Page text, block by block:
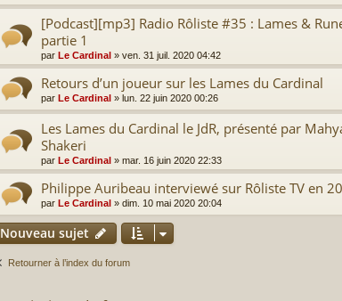
[Podcast][mp3] Radio Rôliste #35 : Lames &
partie 1
par Le Cardinal » ven. 31 juil. 2020 04:42
Retours d’un joueur sur les Lames du Cardinal
par Le Cardinal » lun. 22 juin 2020 00:26
Les Lames du Cardinal le JdR, présenté par
Shakeri
par Le Cardinal » mar. 16 juin 2020 22:33
Philippe Auribeau interviewé sur Rôliste TV en
par Le Cardinal » dim. 10 mai 2020 20:04
Nouveau sujet
Retourner à l’index du forum